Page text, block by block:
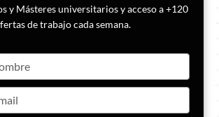
y Másteres universitarios y acceso a +120
de trabajo cada semana.